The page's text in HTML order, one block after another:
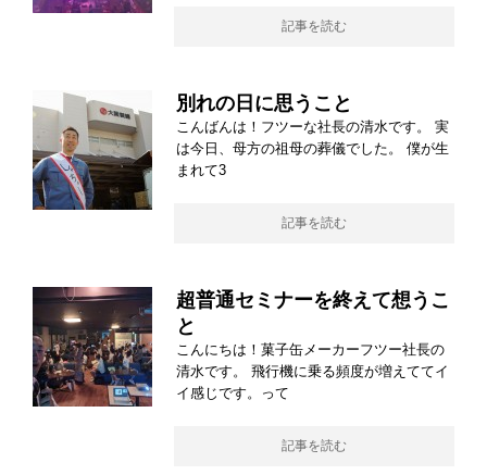
記事を読む
別れの日に思うこと
こんばんは！フツーな社長の清水です。 実
は今日、母方の祖母の葬儀でした。 僕が生
まれて3
記事を読む
超普通セミナーを終えて想うこ
と
こんにちは！菓子缶メーカーフツー社長の
清水です。 飛行機に乗る頻度が増えててイ
イ感じです。って
記事を読む